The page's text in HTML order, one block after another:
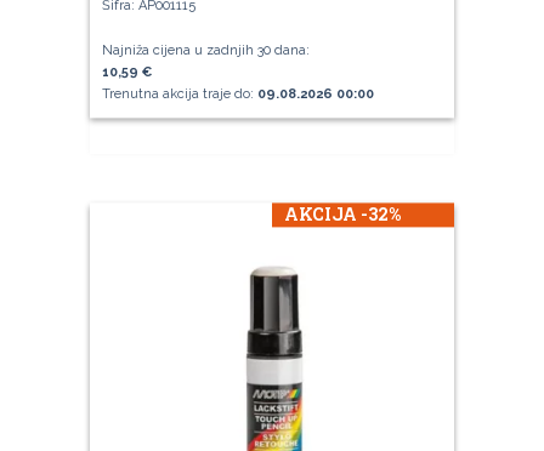
Šifra: AP001115
Najniža cijena u zadnjih 30 dana:
10,59 €
Trenutna akcija traje do: 09.08.2026 00:00
AKCIJA -32%